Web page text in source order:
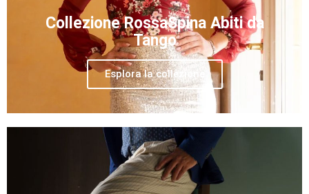
Collezione RossaSpina Abiti da
Tango
Esplora la collezione